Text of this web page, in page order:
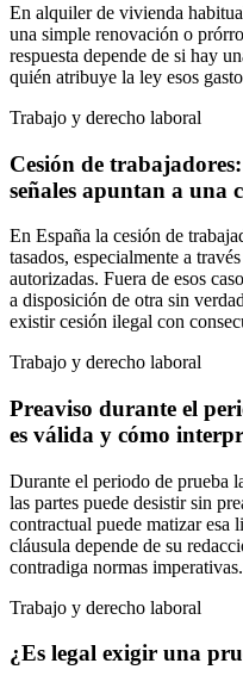
En alquiler de vivienda
una simple renovación o
respuesta depende de si hay
quién atribuye la ley esos
Trabajo y derecho laboral
Cesión de
señales apuntan a una
En España la cesión de
tasados, especialmente a
autorizadas. Fuera de esos
a disposición de otra sin
existir cesión ilegal con
Trabajo y derecho laboral
Preaviso durante el
es válida y cómo
Durante el periodo de prueba
las partes puede desistir sin
contractual puede matizar esa
cláusula depende de su
contradiga normas imperativas.
Trabajo y derecho laboral
¿Es legal exigir una